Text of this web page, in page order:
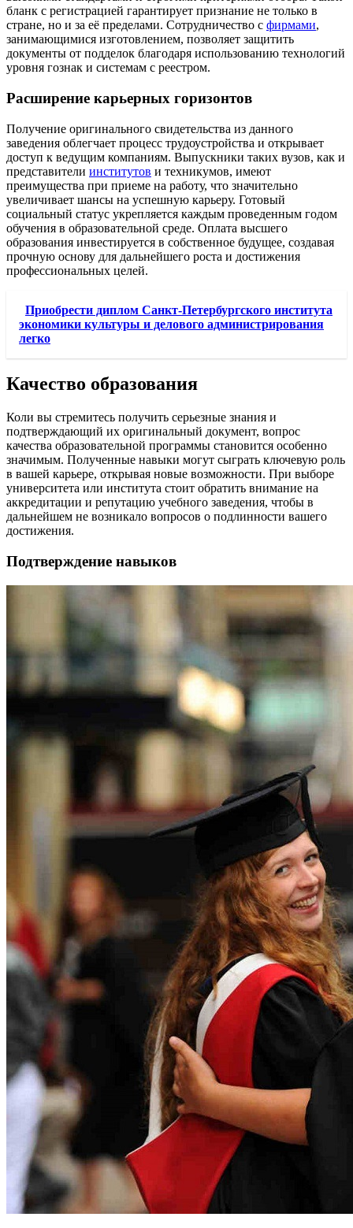
бланк с регистрацией гарантирует признание не только в
стране, но и за её пределами. Сотрудничество с фирмами,
занимающимися изготовлением, позволяет защитить
документы от подделок благодаря использованию технологий
уровня гознак и системам с реестром.
Расширение карьерных горизонтов
Получение оригинального свидетельства из данного
заведения облегчает процесс трудоустройства и открывает
доступ к ведущим компаниям. Выпускники таких вузов, как и
представители институтов и техникумов, имеют
преимущества при приеме на работу, что значительно
увеличивает шансы на успешную карьеру. Готовый
социальный статус укрепляется каждым проведенным годом
обучения в образовательной среде. Оплата высшего
образования инвестируется в собственное будущее, создавая
прочную основу для дальнейшего роста и достижения
профессиональных целей.
Приобрести диплом Санкт-Петербургского института
экономики культуры и делового администрирования
легко
Качество образования
Коли вы стремитесь получить серьезные знания и
подтверждающий их оригинальный документ, вопрос
качества образовательной программы становится особенно
значимым. Полученные навыки могут сыграть ключевую роль
в вашей карьере, открывая новые возможности. При выборе
университета или института стоит обратить внимание на
аккредитации и репутацию учебного заведения, чтобы в
дальнейшем не возникало вопросов о подлинности вашего
достижения.
Подтверждение навыков